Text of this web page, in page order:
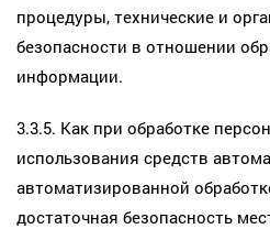
процедуры, технические и
безопасности в отношении
информации.
3.3.5. Как при обработке
использования средств
автоматизированной
достаточная безопасность